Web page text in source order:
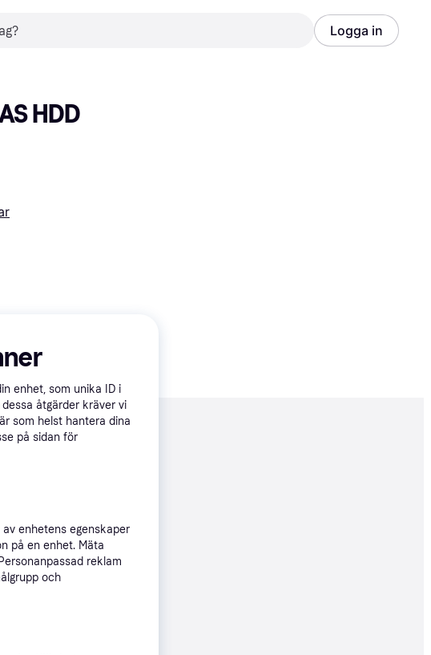
Logga in
HDD
Rekommenderad
pris 6 119 kr
enhet, som unika ID i
åtgärder kräver vi
som helst hantera dina
på sidan för
enhetens egenskaper
på en enhet. Mäta
reklam
och